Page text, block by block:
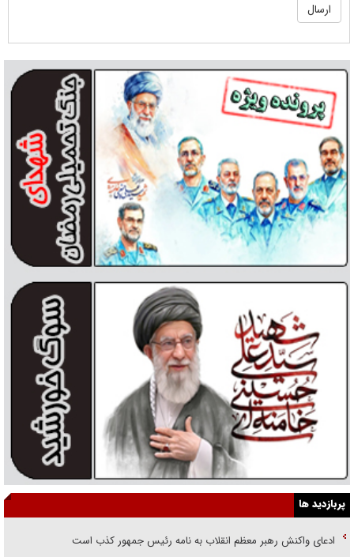
پربازدید ها
ادعای واکنش رهبر معظم انقلاب به نامه رئیس جمهور کذب است